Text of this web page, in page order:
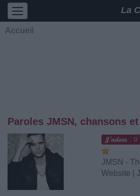
La
Accueil
Paroles JMSN, chansons
0
JMSN -
Website |